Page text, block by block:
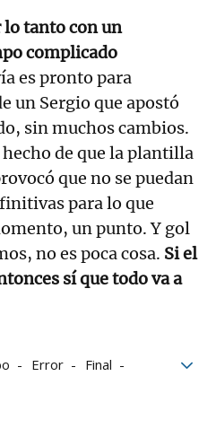
lo tanto con un
complicado
es pronto para
un Sergio que apostó
sin muchos cambios.
de que la plantilla
que no se puedan
para lo que
un punto. Y gol
no es poca cosa. Si el
sí que todo va a
Error
Final